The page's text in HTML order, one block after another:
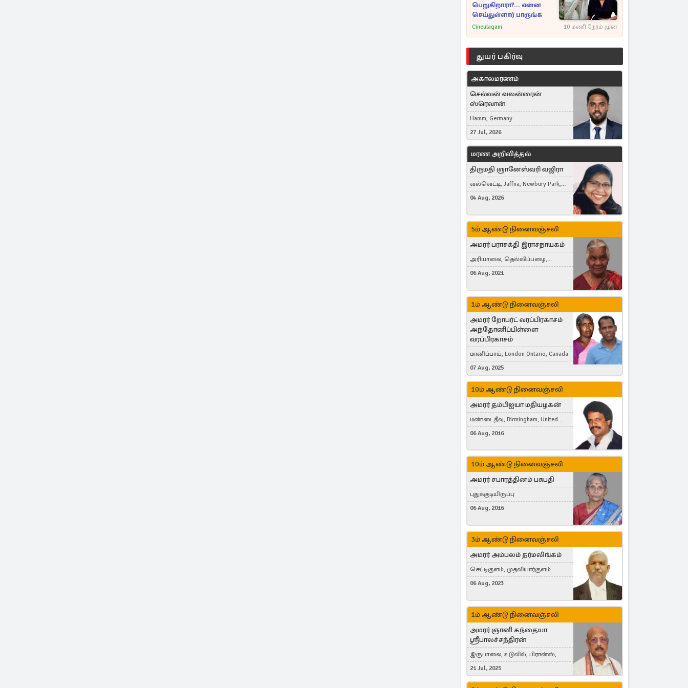
பெறுகிறாரா?... என்ன
செய்துள்ளார் பாருங்க
Cineulagam 10 மணி நேரம் முன்
துயர் பகிர்வு
அகாலமரணம்
செல்வன் வலன்ரைன்
ஸ்ரெவான்
Hamm, Germany
27 Jul, 2026
மரண அறிவித்தல்
திருமதி ஞானேஸ்வரி வஜிரா
வல்வெட்டி, Jaffna, Newbury Park,
United Kingdom
04 Aug, 2026
5ம் ஆண்டு நினைவஞ்சலி
அமரர் பராசக்தி இராசநாயகம்
அரியாலை, தெல்லிப்பழை,
Montreal, Canada
06 Aug, 2021
1ம் ஆண்டு நினைவஞ்சலி
அமரர் றோபர்ட் வரப்பிரகாசம்
அந்தோனிப்பிள்ளை
வரப்பிரகாசம்
மானிப்பாய், London Ontario, Canada
07 Aug, 2025
10ம் ஆண்டு நினைவஞ்சலி
அமரர் தம்பிஐயா மதியழகன்
மண்டைதீவு, Birmingham, United
Kingdom
06 Aug, 2016
10ம் ஆண்டு நினைவஞ்சலி
அமரர் சபாரத்தினம் பசுபதி
புதுக்குடியிருப்பு
06 Aug, 2016
3ம் ஆண்டு நினைவஞ்சலி
அமரர் அம்பலம் தர்மலிங்கம்
செட்டிகுளம், முதலியார்குளம்
06 Aug, 2023
1ம் ஆண்டு நினைவஞ்சலி
அமரர் ஞானி கந்தையா
ஸ்ரீபாலச்சந்திரன்
இருபாலை, உடுவில், பிரான்ஸ்,
France
21 Jul, 2025